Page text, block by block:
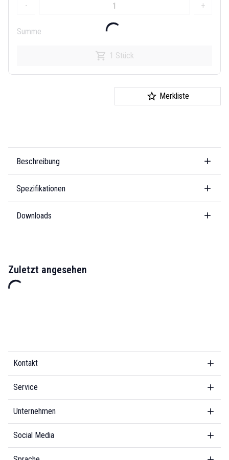
- +
Summe
1 Stück
Merkliste
Beschreibung
Spezifikationen
Downloads
Zuletzt angesehen
Kontakt
Service
Unternehmen
Social Media